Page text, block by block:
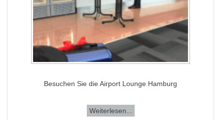
Besuchen Sie die Airport Lounge Hamburg
Weiterlesen...